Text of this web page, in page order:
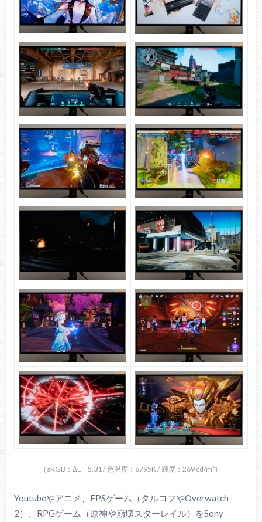
（sRGB：ΔE = 5.31 / 色温度：6795K / 輝度：269 cd/m²）
Youtubeやアニメ、FPSゲーム（タルコフやOverwatch
2）、RPGゲーム（原神や崩壊スターレイル）をSony